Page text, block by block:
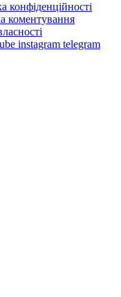
конфіденційності
коментування
instagram telegram